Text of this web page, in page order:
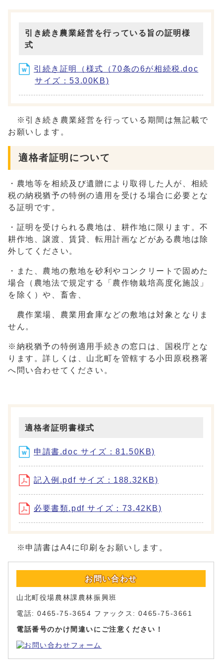
引き続き農業経営を行っている旨の証明様
式
引続き証明（様式（70条の6が相続税.doc
サイズ：53.00KB)
※引き続き農業経営を行っている期間は無記載で
お願いします。
適格者証明について
・農地等を相続及び遺贈により取得した人が、相続
税の納税猶予の特例の適用を受ける場合に必要とな
る証明です。
・証明を受けられる農地は、耕作地に限ります。不
耕作地、譲渡、賃貸、転用計画などがある農地は除
外してください。
・また、農地の敷地を砂利やコンクリートで固めた
場合（農地法で規定する「農作物栽培高度化施設」
を除く）や、畜舎、
農作業場、農業用倉庫などの敷地は対象となりま
せん。
※納税猶予の特例適用手続きの窓口は、国税庁とな
ります。詳しくは、山北町を管轄する小田原税務署
へ問い合わせてください。
適格者証明書様式
申請書.doc サイズ：81.50KB)
記入例.pdf サイズ：188.32KB)
必要書類.pdf サイズ：73.42KB)
※申請書はA4に印刷をお願いします。
お問い合わせ
山北町役場農林課農林振興班
電話: 0465-75-3654 ファックス: 0465-75-3661
電話番号のかけ間違いにご注意ください！